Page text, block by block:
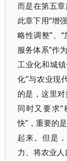
而是在第五
此章下用“增
略性调整”、
服务体系”作
工业化和城
化”与农业现
的是，这里
同时又要求
快”，重要的
起来。但是
力、将农业